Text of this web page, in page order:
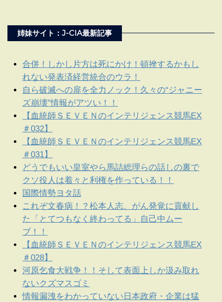
姉妹サイト：J-CIA最新記事
合併！しかし片方は死にかけ！頓挫するかもし
れない発表済経営統合のウラ！
自ら破滅への扉を全力ノック！久々の“ジャニー
ズ崩壊”情報がアツい！！
【血統師ＳＥＶＥＮのインテリジェンス競馬EX
＃032】
【血統師ＳＥＶＥＮのインテリジェンス競馬EX
＃031】
どうでもいい皇室やら馬詰総理らの話しの裏で
クソ役人は着々と利権を作っている！！
国際情勢ヨタ話
これぞ文春病！？松本人志、がん発覚に貢献し
た「とてつもなく終わってる」自己中ムー
ブ！！
【血統師ＳＥＶＥＮのインテリジェンス競馬EX
＃028】
河原乞食大戦争！！そして表面上しか汲み取れ
ないクズマスゴミ
情報漏洩をわかっていない日本政府・企業は猛